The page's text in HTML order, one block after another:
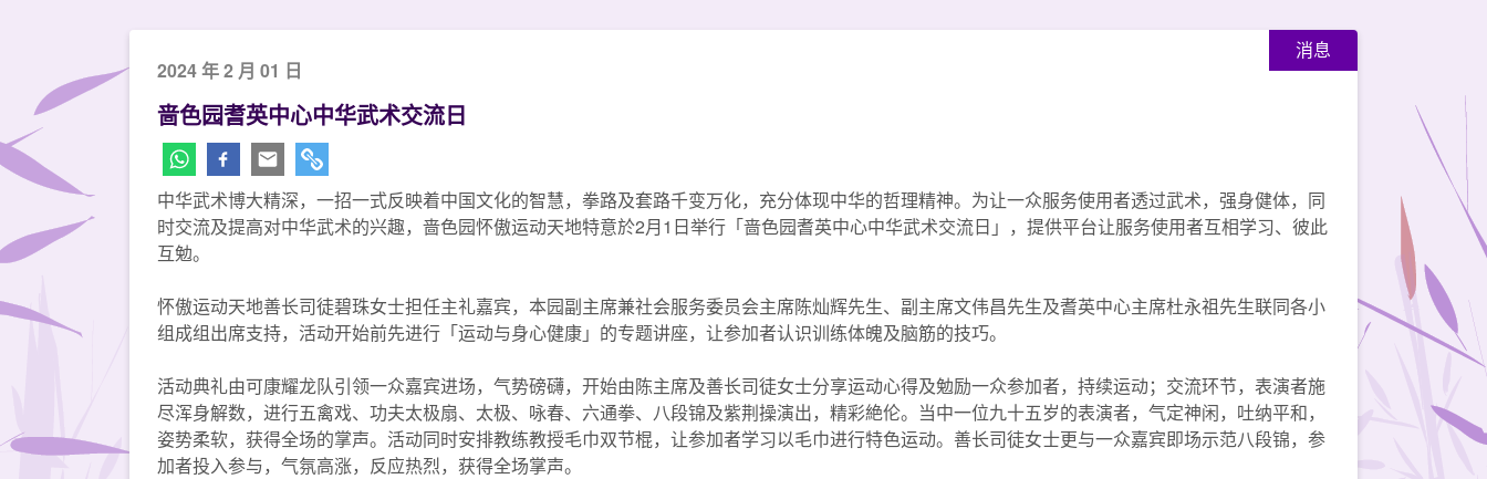
消息
2024 年 2 月 01 日
啬色园耆英中心中华武术交流日
中华武术博大精深，一招一式反映着中国文化的智慧，拳路及套路千变万化，充分体现中华的哲理精神。为让一众服务使用者透过武术，强身健体，同
时交流及提高对中华武术的兴趣，啬色园怀傲运动天地特意於2月1日举行「啬色园耆英中心中华武术交流日」，提供平台让服务使用者互相学习、彼此
互勉。
怀傲运动天地善长司徒碧珠女士担任主礼嘉宾，本园副主席兼社会服务委员会主席陈灿辉先生、副主席文伟昌先生及耆英中心主席杜永祖先生联同各小
组成组出席支持，活动开始前先进行「运动与身心健康」的专题讲座，让参加者认识训练体魄及脑筋的技巧。
活动典礼由可康耀龙队引领一众嘉宾进场，气势磅礴，开始由陈主席及善长司徒女士分享运动心得及勉励一众参加者，持续运动；交流环节，表演者施
尽浑身解数，进行五禽戏、功夫太极扇、太极、咏春、六通拳、八段锦及紫荆操演出，精彩絶伦。当中一位九十五岁的表演者，气定神闲，吐纳平和，
姿势柔软，获得全场的掌声。活动同时安排教练教授毛巾双节棍，让参加者学习以毛巾进行特色运动。善长司徒女士更与一众嘉宾即场示范八段锦，参
加者投入参与，气氛高涨，反应热烈，获得全场掌声。